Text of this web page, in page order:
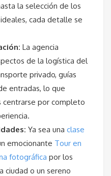
la selección de los
cada detalle se
La agencia
de la logística del
privado, guías
entradas, lo que
por completo
Ya sea una clase
emocionante Tour en
fotográfica por los
ciudad o un sereno